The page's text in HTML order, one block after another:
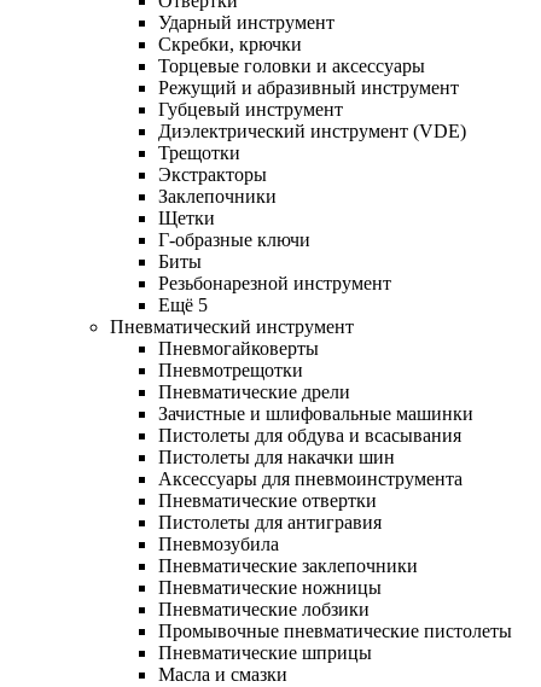
Ударный инструмент
Скребки, крючки
Торцевые головки и аксессуары
Режущий и абразивный инструмент
Губцевый инструмент
Диэлектрический инструмент (VDE)
Трещотки
Экстракторы
Заклепочники
Щетки
Г-образные ключи
Биты
Резьбонарезной инструмент
Ещё 5
Пневматический инструмент
Пневмогайковерты
Пневмотрещотки
Пневматические дрели
Зачистные и шлифовальные машинки
Пистолеты для обдува и всасывания
Пистолеты для накачки шин
Аксессуары для пневмоинструмента
Пневматические отвертки
Пистолеты для антигравия
Пневмозубила
Пневматические заклепочники
Пневматические ножницы
Пневматические лобзики
Промывочные пневматические пистолеты
Пневматические шприцы
Масла и смазки